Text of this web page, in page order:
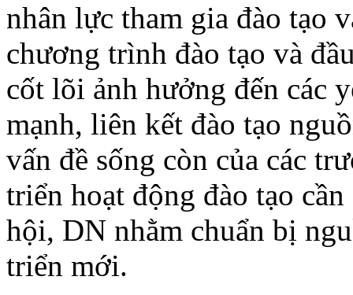
nhân lực tham gia đào tạo
chương trình đào tạo và
cốt lõi ảnh hưởng đến các
mạnh, liên kết đào tạo
vấn đề sống còn của các
triển hoạt động đào tạo
hội, DN nhằm chuẩn bị
triển mới.